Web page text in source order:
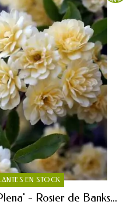
EN STOCK
- Rosier de Banks...